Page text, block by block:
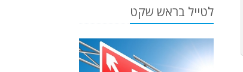
לטייל בראש שקט